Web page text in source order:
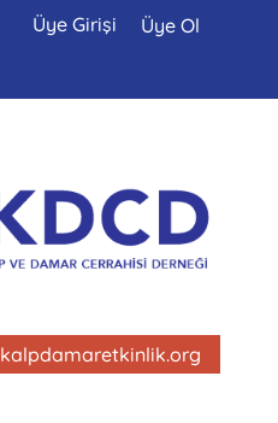
Üye Girişi Üye Ol
kalpdamaretkinlik.org